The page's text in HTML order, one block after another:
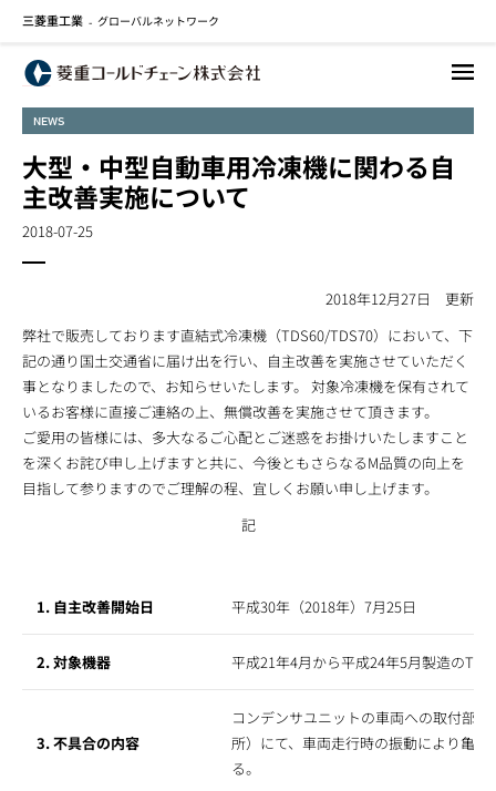
三菱重工業 - グローバルネットワーク
NEWS
大型・中型自動車用冷凍機に関わる自
主改善実施について
2018-07-25
2018年12月27日 更新
弊社で販売しております直結式冷凍機（TDS60/TDS70）において、下
記の通り国土交通省に届け出を行い、自主改善を実施させていただく
事となりましたので、お知らせいたします。 対象冷凍機を保有されて
いるお客様に直接ご連絡の上、無償改善を実施させて頂きます。
ご愛用の皆様には、多大なるご心配とご迷惑をお掛けいたしますこと
を深くお詫び申し上げますと共に、今後ともさらなるM品質の向上を
目指して参りますのでご理解の程、宜しくお願い申し上げます。
記
1. 自主改善開始日 平成30年（2018年）7月25日
2. 対象機器 平成21年4月から平成24年5月製造の
3. 不具合の内容
コンデンサユニットの車両への取付部4
所）にて、車両走行時の振動により亀
る。